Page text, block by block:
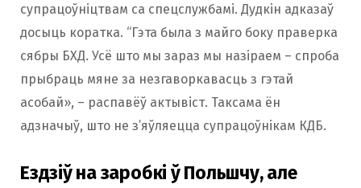
супрацоўніцтвам са спецслужбамі. Дудкін адказаў
досыць коратка. “Гэта была з майго боку праверка
сябры БХД. Усё што мы зараз мы назіраем – спроба
прыбраць мяне за незгаворкавасць з гэтай
асобай», – распавёў актывіст. Таксама ён
адзначыў, што не з’яўляецца супрацоўнікам КДБ.
Ездзіў на заробкі ў Польшчу, але